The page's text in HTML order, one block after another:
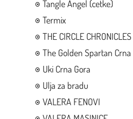
Tangle Angel (cetke)
Termix
THE CIRCLE CHRONICLES
The Golden Spartan Crna
Uki Crna Gora
Ulja za bradu
VALERA FENOVI